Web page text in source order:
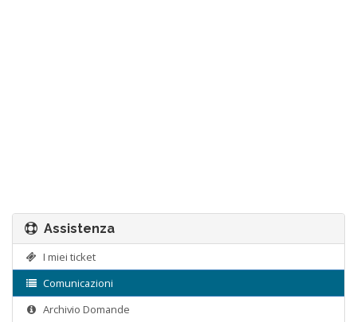
Assistenza
I miei ticket
Comunicazioni
Archivio Domande